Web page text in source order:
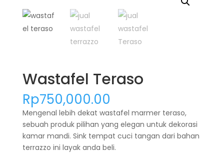
Wastafel Teraso
Rp750,000.00
Mengenal lebih dekat wastafel marmer teraso,
sebuah produk pilihan yang elegan untuk dekorasi
kamar mandi. Sink tempat cuci tangan dari bahan
terrazzo ini layak anda beli.